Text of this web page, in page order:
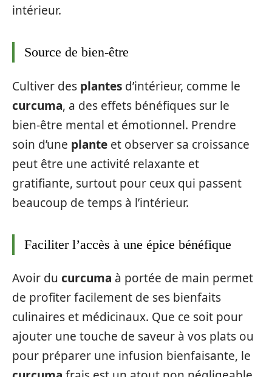
intérieur.
Source de bien-être
Cultiver des plantes d’intérieur, comme le
curcuma, a des effets bénéfiques sur le
bien-être mental et émotionnel. Prendre
soin d’une plante et observer sa croissance
peut être une activité relaxante et
gratifiante, surtout pour ceux qui passent
beaucoup de temps à l’intérieur.
Faciliter l’accès à une épice bénéfique
Avoir du curcuma à portée de main permet
de profiter facilement de ses bienfaits
culinaires et médicinaux. Que ce soit pour
ajouter une touche de saveur à vos plats ou
pour préparer une infusion bienfaisante, le